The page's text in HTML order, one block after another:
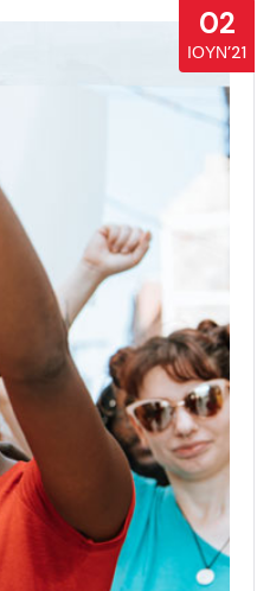
02
ΙΟΎΝ’21